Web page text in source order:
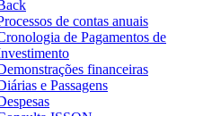
de contas anuais
de Pagamentos de
financeiras
e Passagens